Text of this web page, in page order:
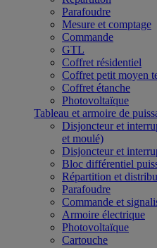
Parafoudre
Mesure et comptage
Commande
GTL
Coffret résidentiel
Coffret petit moyen
Coffret étanche
Photovoltaïque
Tableau et armoire de
Disjoncteur et
et moulé)
Disjoncteur et
Bloc différentiel
Répartition et
Parafoudre
Commande et
Armoire électrique
Photovoltaïque
Cartouche